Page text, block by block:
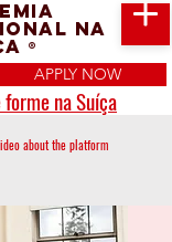
na
®
APPLY NOW
forme na Suíça
about the platform